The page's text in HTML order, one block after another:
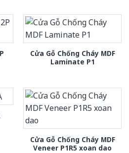
Cửa Gỗ Chống Cháy MDF
Laminate P1
Cửa Gỗ Chống Cháy MDF
Veneer P1R5 xoan dao